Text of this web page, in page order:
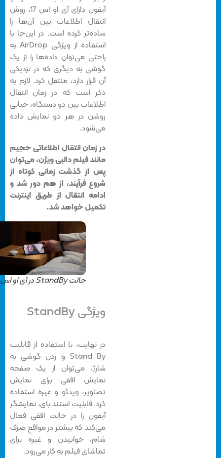
آیفون دارای آی او اس 17، روش
انتقال اطلاعات بین آن‌ها را
ساده‌تر کرده است. در این‌جا با
استفاده از ویژگی AirDrop به
راحتی می‌توان داده‌ها را از یک
گوشی به دیگری که در نزدیکی
آن قرار دارد، منتقل کرد. لازم به
ذکر است که در زمان انتقال
اطلاعات بین دو دستگاه، حبابی
روشن در هر دو نمایش داده
می‌شود.
در زمان انتقال اطلاعاتی حجیم
مانند فیلم دالبی ویژن، می‌توان
پس از گذشت زمانی کوتاه از
شروع فرآیند، از هم دور شد و
ادامه انتقال از طریق اینترنت
تکمیل خواهد شد.
حالت StandBy در آی او اس 17
ویژگی StandBy
در نهایت، با استفاده از قابلیت
Stand By و زدن گوشی به
شارژ، می‌توان از یک صفحه
نمایش افقی برای نمایش
تصاویر، ویدئو و غیره استفاده
کرد. قابلیت استند بای، نمایشگر
آیفون را در حالت افقی فعال
می‌کند که بیشتر در مواقع صرف
شام، خوابیدن و غیره برای
تماشای فیلم به کار می‌رود.